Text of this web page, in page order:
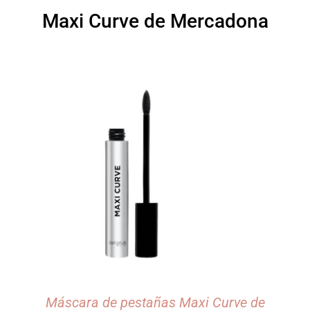
Maxi Curve de Mercadona
Máscara de pestañas Maxi Curve de